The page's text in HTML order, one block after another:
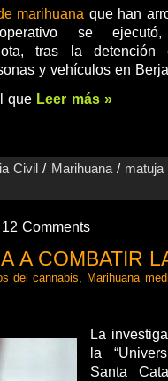
marihuana que han
se
tras la
y vehículos en
que Leer más »
Civil / Marihuana/ matuja
12 Comments
A COMBATIR
del cannabis, Marihuana
La
la
Santa